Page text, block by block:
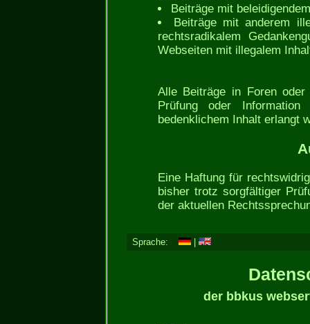
Beiträge mit
Beiträge mit anderem
rechtsradikalem
Webseiten mit illegalem
Alle Beiträge in Foren
Prüfung oder
bedenklichem Inhalt erlangt
Eine Haftung für
bisher trotz sorgfältiger
der aktuellen
Sprache: |
der bbkus